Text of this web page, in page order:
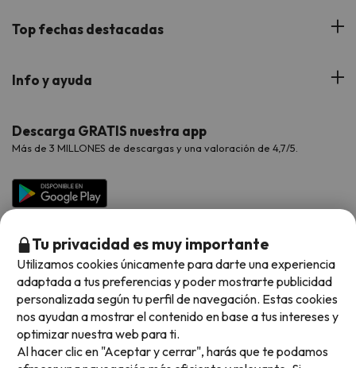
Proveedores
Viajes para grupos
Hoteles Cataluña
Hoteles Galicia
Hoteles Salou
Viajes con Niños
Viajes de Novios
Chollos con Todo Incluido
Chollos en la playa
Hoteles con toboganes
Selección de la Newsletter
Los favoritos de nuestros clientes
Top fechas destacadas
Verano
Vacaciones en Agosto
Vacaciones en Octubre
Vacaciones en Noviembre
Info y ayuda
Contáctanos
Preguntas frecuentes
Descarga GRATIS nuestra app
Más de 3 MILLONES de descargas y una valoración de 4,7/5.
Métodos de pago disponibles
Tu privacidad es muy importante
Utilizamos cookies únicamente para darte una experiencia
adaptada a tus preferencias y poder mostrarte publicidad
personalizada según tu perfil de navegación. Estas cookies
nos ayudan a mostrar el contenido en base a tus intereses y
optimizar nuestra web para ti.
Al hacer clic en "Aceptar y cerrar", harás que te podamos